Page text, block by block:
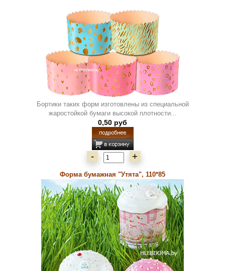
Бортики таких форм изготовлены из специальной
жаростойкой бумаги высокой плотности...
0,50 руб
- +
Форма бумажная "Утята", 110*85